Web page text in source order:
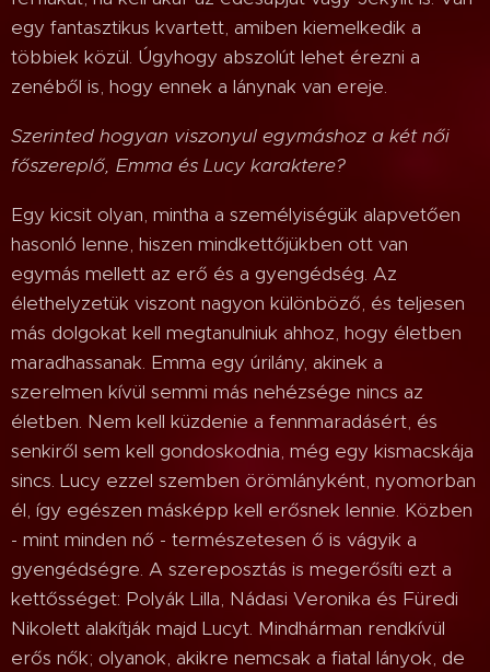
egy fantasztikus kvartett, amiben kiemelkedik a
többiek közül. Úgyhogy abszolút lehet érezni a
zenéből is, hogy ennek a lánynak van ereje.
Szerinted hogyan viszonyul egymáshoz a két női
főszereplő, Emma és Lucy karaktere?
Egy kicsit olyan, mintha a személyiségük alapvetően
hasonló lenne, hiszen mindkettőjükben ott van
egymás mellett az erő és a gyengédség. Az
élethelyzetük viszont nagyon különböző, és teljesen
más dolgokat kell megtanulniuk ahhoz, hogy életben
maradhassanak. Emma egy úrilány, akinek a
szerelmen kívül semmi más nehézsége nincs az
életben. Nem kell küzdenie a fennmaradásért, és
senkiről sem kell gondoskodnia, még egy kismacskája
sincs. Lucy ezzel szemben örömlányként, nyomorban
él, így egészen másképp kell erősnek lennie. Közben
- mint minden nő - természetesen ő is vágyik a
gyengédségre. A szereposztás is megerősíti ezt a
kettősséget: Polyák Lilla, Nádasi Veronika és Füredi
Nikolett alakítják majd Lucyt. Mindhárman rendkívül
erős nők; olyanok, akikre nemcsak a fiatal lányok, de